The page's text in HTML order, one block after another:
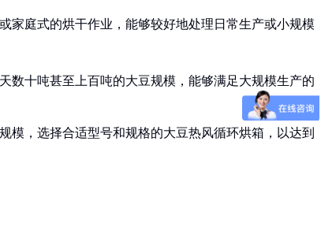
家庭式的烘干作业，能够较好地处理日常生产或小规模
数十吨甚至上百吨的大豆规模，能够满足大规模生产的
模，选择合适型号和规格的大豆热风循环烘箱，以达到